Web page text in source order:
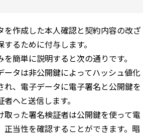
を作成した本人確認と契約内容の改ざ
るために付与します。
簡単に説明すると次の通りです。
ータは非公開鍵によってハッシュ値化
れ、電子データに電子署名と公開鍵を
へと送信します。
取った署名検証者は公開鍵を使って電
正当性を確認することができます。暗